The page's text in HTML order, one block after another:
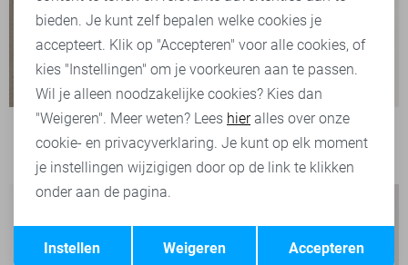
Garcia T-shirt
39,99
Terug Opslaan
bieden. Je kunt zelf bepalen welke cookies je
accepteert. Klik op "Accepteren" voor alle cookies, of
kies "Instellingen" om je voorkeuren aan te passen.
Wil je alleen noodzakelijke cookies? Kies dan
"Weigeren". Meer weten? Lees hieralles over onze
cookie- en privacyverklaring. Je kunt op elk moment
je instellingen wijzigigen door op de link te klikken
onder aan de pagina.
Accepteren
Weigeren
Instellen